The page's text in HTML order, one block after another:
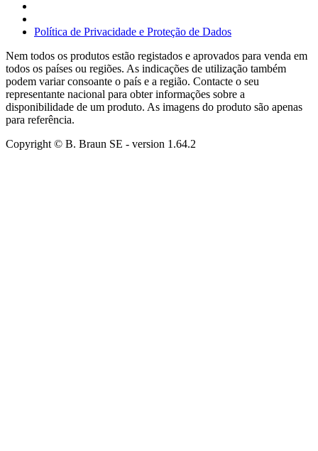
Política de Privacidade e Proteção de Dados
Nem todos os produtos estão registados e aprovados para venda em
todos os países ou regiões. As indicações de utilização também
podem variar consoante o país e a região. Contacte o seu
representante nacional para obter informações sobre a
disponibilidade de um produto. As imagens do produto são apenas
para referência.
Copyright © B. Braun SE - version 1.64.2